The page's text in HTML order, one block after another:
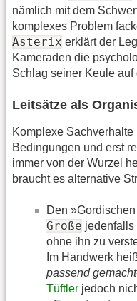
nämlich mit dem
komplexes Problem
Asterix erklärt der
Kameraden die
Schlag seiner Keule auf
Leitsätze als
Komplexe
Bedingungen und erst
immer von der Wurzel
braucht es alternative
Den
Große jedenfalls
ohne ihn zu
Im Handwerk
passend
Tüftler jedoch